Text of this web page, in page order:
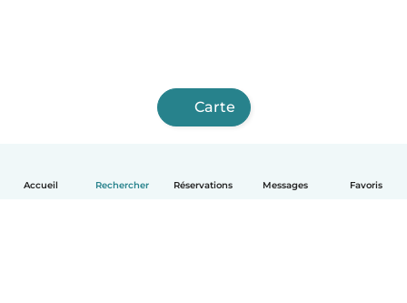
Accueil Rechercher Réservations Messages Favoris
Carte